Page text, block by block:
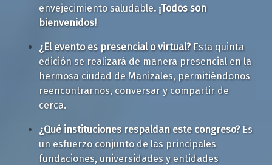
envejecimiento saludable. ¡Todos son
bienvenidos!
¿El evento es presencial o virtual?Esta quinta
edición se realizará de manera presencial en la
hermosa ciudad de Manizales, permitiéndonos
reencontrarnos, conversar y compartir de
cerca.
¿Qué instituciones respaldan este congreso?Es
un esfuerzo conjunto de las principales
fundaciones, universidades y entidades